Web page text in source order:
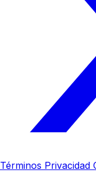
Términos Privacidad